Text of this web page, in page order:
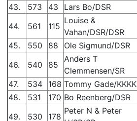
43.
573 43 Lars Bo/DSR
44.
561 115
Louise &
Vahan/DSR/DSR
45.
550 88 Ole Sigmund/DSR
46.
540 85
Anders T
Clemmensen/SR
47.
534 168 Tommy Gade/KKKK
48.
531 170 Bo Reenberg/DSR
49.
530 178
Peter N & Peter